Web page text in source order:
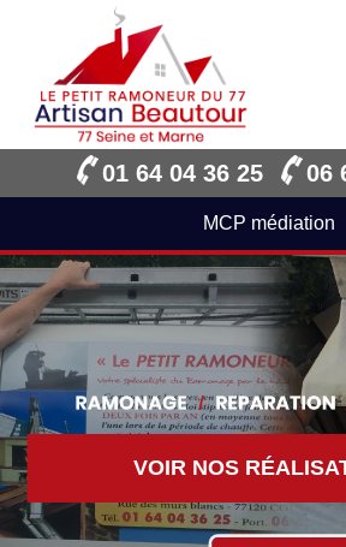
01 64 04 36 25 06
MCP médiation
VOIR NOS